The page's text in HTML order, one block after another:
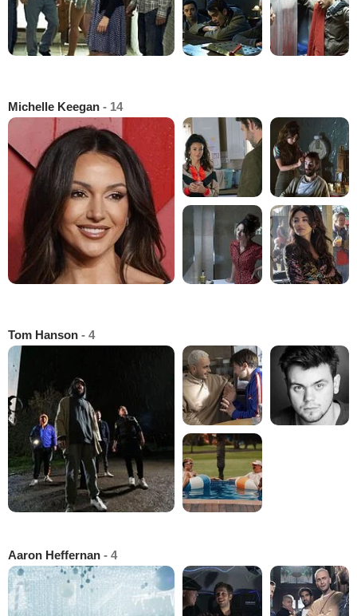
Michelle Keegan - 14
Tom Hanson - 4
Aaron Heffernan - 4